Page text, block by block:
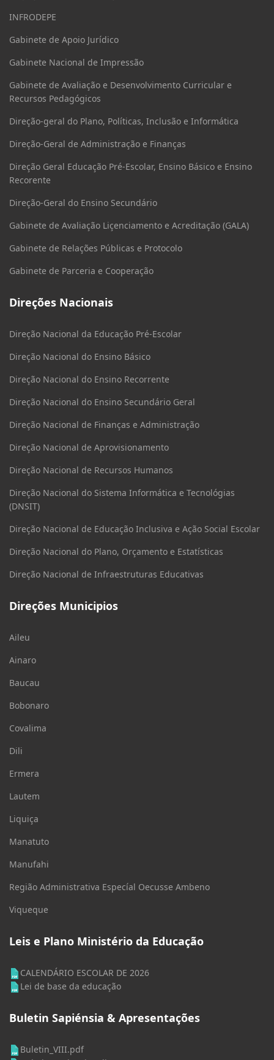
INFRODEPE
Gabinete de Apoio Jurídico
Gabinete Nacional de Impressão
Gabinete de Avaliação e Desenvolvimento Curricular e
Recursos Pedagógicos
Direção-geral do Plano, Políticas, Inclusão e Informática
Direção-Geral de Administração e Finanças
Direção Geral Educação Pré-Escolar, Ensino Básico e Ensino
Recorente
Direção-Geral do Ensino Secundário
Gabinete de Avaliação Liçenciamento e Acreditação (GALA)
Gabinete de Relações Públicas e Protocolo
Gabinete de Parceria e Cooperação
Direções Nacionais
Direção Nacional da Educação Pré-Escolar
Direção Nacional do Ensino Básico
Direção Nacional do Ensino Recorrente
Direção Nacional do Ensino Secundário Geral
Direção Nacional de Finanças e Administração
Direção Nacional de Aprovisionamento
Direção Nacional de Recursos Humanos
Direção Nacional do Sistema Informática e Tecnológias
(DNSIT)
Direção Nacional de Educação Inclusiva e Ação Social Escolar
Direção Nacional do Plano, Orçamento e Estatísticas
Direção Nacional de Infraestruturas Educativas
Direções Municipios
Aileu
Ainaro
Baucau
Bobonaro
Covalima
Dili
Ermera
Lautem
Liquiça
Manatuto
Manufahi
Região Administrativa Especíal Oecusse Ambeno
Viqueque
Leis e Plano Ministério da Educação
CALENDÁRIO ESCOLAR DE 2026
Lei de base da educação
Buletin Sapiénsia & Apresentações
Buletin_VIII.pdf